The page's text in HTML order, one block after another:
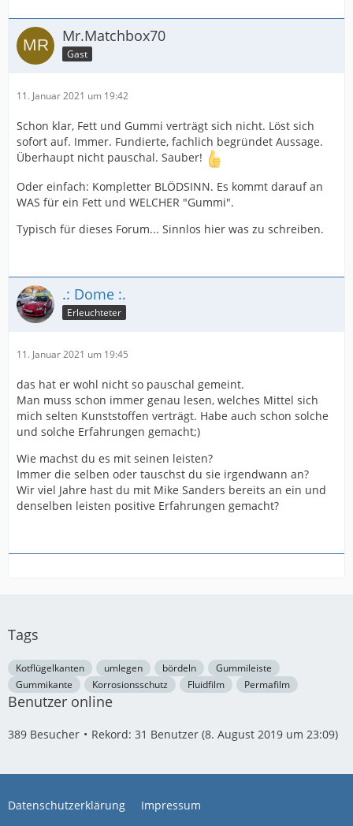
Mr.Matchbox70
Gast
11. Januar 2021 um 19:42
Schon klar, Fett und Gummi verträgt sich nicht. Löst sich
sofort auf. Immer. Fundierte, fachlich begründet Aussage.
Überhaupt nicht pauschal. Sauber!
Oder einfach: Kompletter BLÖDSINN. Es kommt darauf an
WAS für ein Fett und WELCHER "Gummi".
Typisch für dieses Forum... Sinnlos hier was zu schreiben.
.: Dome :.
Erleuchteter
11. Januar 2021 um 19:45
das hat er wohl nicht so pauschal gemeint.
Man muss schon immer genau lesen, welches Mittel sich
mich selten Kunststoffen verträgt. Habe auch schon solche
und solche Erfahrungen gemacht;)
Wie machst du es mit seinen leisten?
Immer die selben oder tauschst du sie irgendwann an?
Wir viel Jahre hast du mit Mike Sanders bereits an ein und
denselben leisten positive Erfahrungen gemacht?
Tags
Kotflügelkanten umlegen bördeln
Gummileiste
Gummikante
Korrosionsschutz Fluidfilm Permafilm
Benutzer online
389 Besucher Rekord: 31 Benutzer (8. August 2019 um 23:09)
Datenschutzerklärung Impressum